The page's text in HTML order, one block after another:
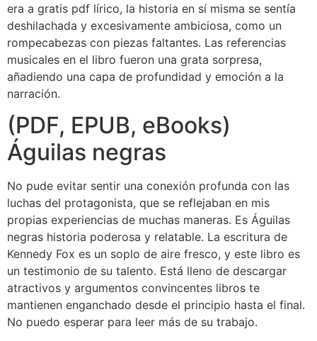
era a gratis pdf lírico, la historia en sí misma se sentía
deshilachada y excesivamente ambiciosa, como un
rompecabezas con piezas faltantes. Las referencias
musicales en el libro fueron una grata sorpresa,
añadiendo una capa de profundidad y emoción a la
narración.
(PDF, EPUB, eBooks)
Águilas negras
No pude evitar sentir una conexión profunda con las
luchas del protagonista, que se reflejaban en mis
propias experiencias de muchas maneras. Es Águilas
negras historia poderosa y relatable. La escritura de
Kennedy Fox es un soplo de aire fresco, y este libro es
un testimonio de su talento. Está lleno de descargar
atractivos y argumentos convincentes libros te
mantienen enganchado desde el principio hasta el final.
No puedo esperar para leer más de su trabajo.